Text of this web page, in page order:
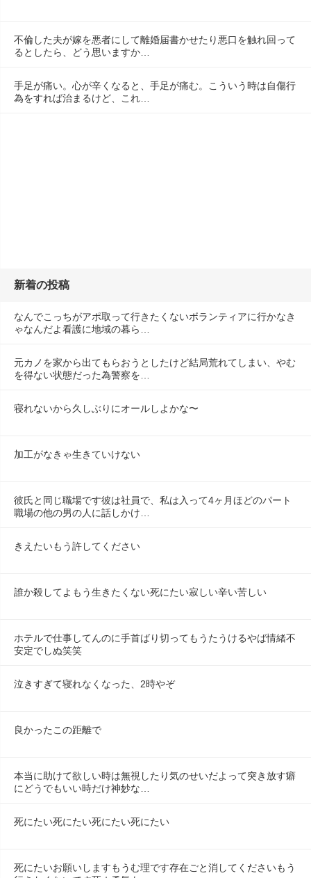
不倫した夫が嫁を悪者にして離婚届書かせたり悪口を触れ回って
るとしたら、どう思いますか…
手足が痛い。心が辛くなると、手足が痛む。こういう時は自傷行
為をすれば治まるけど、これ…
新着の投稿
なんでこっちがアポ取って行きたくないボランティアに行かなき
ゃなんだよ看護に地域の暮ら…
元カノを家から出てもらおうとしたけど結局荒れてしまい、やむ
を得ない状態だった為警察を…
寝れないから久しぶりにオールしよかな〜
加工がなきゃ生きていけない
彼氏と同じ職場です彼は社員で、私は入って4ヶ月ほどのパート
職場の他の男の人に話しかけ…
きえたいもう許してください
誰か殺してよもう生きたくない死にたい寂しい辛い苦しい
ホテルで仕事してんのに手首ばり切ってもうたうけるやば情緒不
安定でしぬ笑笑
泣きすぎて寝れなくなった、2時やぞ
良かったこの距離で
本当に助けて欲しい時は無視したり気のせいだよって突き放す癖
にどうでもいい時だけ神妙な…
死にたい死にたい死にたい死にたい
死にたいお願いしますもうむ理です存在ごと消してくださいもう